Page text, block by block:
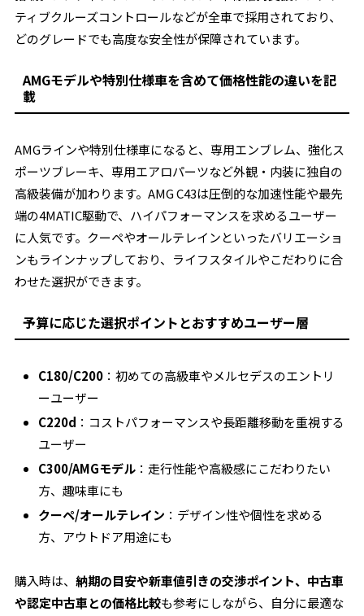
ティブクルーズコントロールなどが全車で採用されており、
どのグレードでも高度な安全性が保障されています。
AMGモデルや特別仕様車を含めて価格性能の違いを記
載
AMGラインや特別仕様車になると、専用エンブレム、強化ス
ポーツブレーキ、専用エアロパーツなど外観・内装に独自の
高級装備が加わります。AMG C43は圧倒的な加速性能や最先
端の4MATIC駆動で、ハイパフォーマンスを求めるユーザー
に人気です。クーペやオールテレインといったバリエーショ
ンもラインナップしており、ライフスタイルやこだわりに合
わせた選択ができます。
予算に応じた選択ポイントとおすすめユーザー層
C180/C200 ：初めての高級車やメルセデスのエントリ
ーユーザー
C220d ：コストパフォーマンスや長距離移動を重視する
ユーザー
C300/AMGモデル ：走行性能や高級感にこだわりたい
方、趣味車にも
クーペ/オールテレイン ：デザイン性や個性を求める
方、アウトドア用途にも
購入時は、納期の目安や新車値引きの交渉ポイント、中古車
や認定中古車との価格比較も参考にしながら、自分に最適な